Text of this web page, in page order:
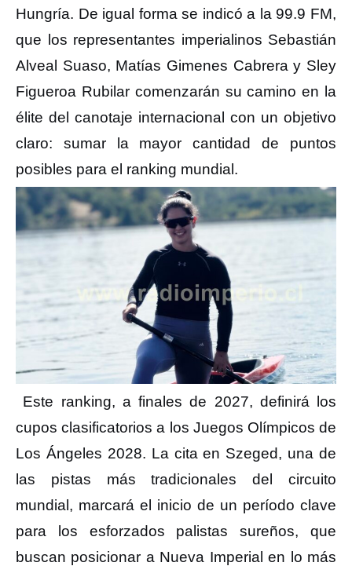
Hungría. De igual forma se indicó a la 99.9 FM,
que los representantes imperialinos Sebastián
Alveal Suaso, Matías Gimenes Cabrera y Sley
Figueroa Rubilar comenzarán su camino en la
élite del canotaje internacional con un objetivo
claro: sumar la mayor cantidad de puntos
posibles para el ranking mundial.
Este ranking, a finales de 2027, definirá los
cupos clasificatorios a los Juegos Olímpicos de
Los Ángeles 2028. La cita en Szeged, una de
las pistas más tradicionales del circuito
mundial, marcará el inicio de un período clave
para los esforzados palistas sureños, que
buscan posicionar a Nueva Imperial en lo más